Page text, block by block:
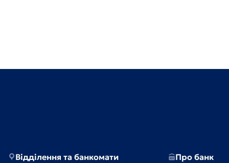
Відділення та банкомати Про банк